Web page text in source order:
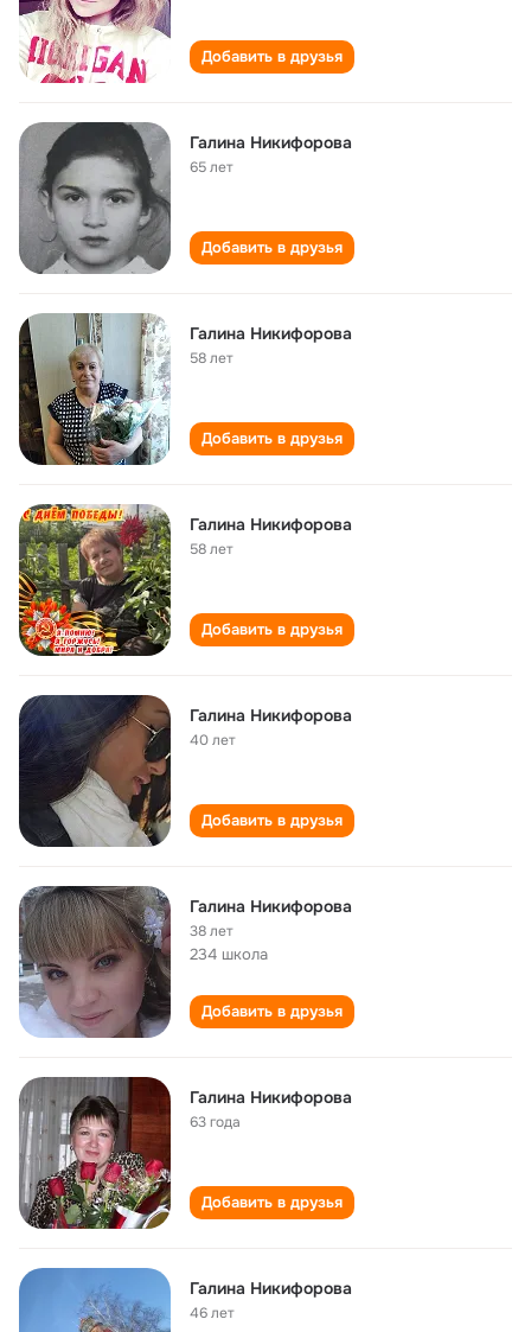
Добавить в друзья
Галина Никифорова
65 лет
Добавить в друзья
Галина Никифорова
58 лет
Добавить в друзья
Галина Никифорова
58 лет
Добавить в друзья
Галина Никифорова
40 лет
Добавить в друзья
Галина Никифорова
38 лет
234 школа
Добавить в друзья
Галина Никифорова
63 года
Добавить в друзья
Галина Никифорова
46 лет